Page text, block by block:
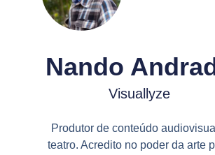
Nando
Visuallyze
Produtor de conteúdo
teatro. Acredito no poder da arte